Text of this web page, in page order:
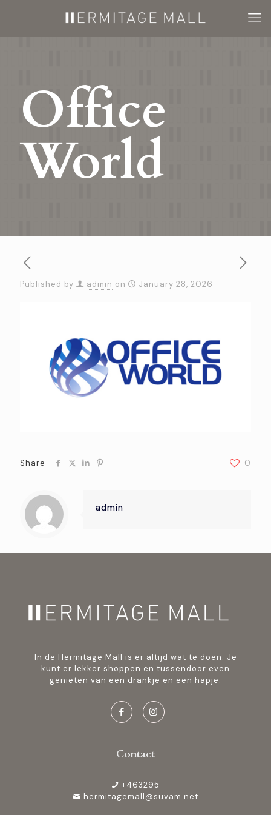
Office
World
Published by admin on January 28, 2026
Share 0
admin
In de Hermitage Mall is er altijd wat te doen. Je
kunt er lekker shoppen en tussendoor even
genieten van een drankje en een hapje.
Contact
+463295
hermitagemall@suvam.net